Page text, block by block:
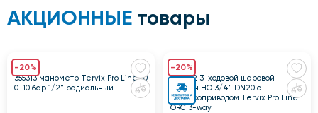
АКЦИОННЫЕ товары
-20%
355313 манометр Tervix Pro Line 80
0-10 бар 1/2" радиальный
-20%
202122 3-ходовой шаровой
клапан НО 3/4" DN20 с
электроприводом Tervix Pro Line
ORC 3-way